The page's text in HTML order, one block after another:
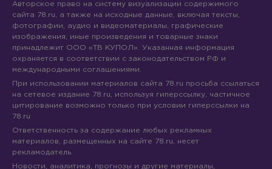
Авторское право на систему визуализации содержимого
сайта 78.ru, а также на исходные данные, включая тексты,
фотографии, аудио и видеоматериалы, графические
изображения, иные произведения и товарные знаки
принадлежит ООО «ТВ КУПОЛ». Указанная информация
охраняется в соответствии с законодательством РФ и
международными соглашениями.
При использовании материалов сайта 78.ru просьба ссылаться
на сетевое издание 78.ru, используя гиперссылку, частичное
цитирование возможно только при условии гиперссылки на
78.ru
Ответственность за содержание любых рекламных
материалов, размещенных на сайте 78.ru, несет
рекламодатель.
Новости, аналитика, прогнозы и другие материалы,